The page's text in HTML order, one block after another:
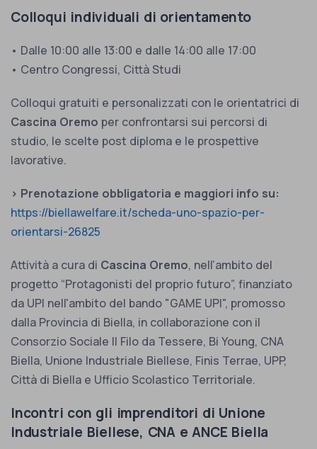
Colloqui individuali di orientamento
• Dalle 10:00 alle 13:00 e dalle 14:00 alle 17:00
• Centro Congressi, Città Studi
Colloqui gratuiti e personalizzati con le orientatrici di
Cascina Oremo per confrontarsi sui percorsi di
studio, le scelte post diploma e le prospettive
lavorative.
> Prenotazione obbligatoria e maggiori info su:
https://biellawelfare.it/scheda-uno-spazio-per-
orientarsi-26825
Attività a cura di Cascina Oremo, nell’ambito del
progetto “Protagonisti del proprio futuro”, finanziato
da UPI nell'ambito del bando "GAME UPI", promosso
dalla Provincia di Biella, in collaborazione con il
Consorzio Sociale Il Filo da Tessere, Bi Young, CNA
Biella, Unione Industriale Biellese, Finis Terrae, UPP,
Città di Biella e Ufficio Scolastico Territoriale.
Incontri con gli imprenditori di Unione
Industriale Biellese, CNA e ANCE Biella